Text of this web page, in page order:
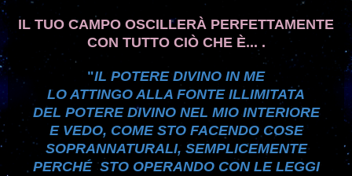
IL TUO CAMPO OSCILLERÀ PERFETTAMENTE
CON TUTTO CIÒ CHEÈ... .
"IL POTERE DIVINO IN ME
LO ATTINGO ALLA FONTE ILLIMITATA
DEL POTERE DIVINO NEL MIO INTERIORE
E VEDO, COME STO FACENDO COSE
SOPRANNATURALI, SEMPLICEMENTE
PERCHÉ STO OPERANDO CON LE LEGGI